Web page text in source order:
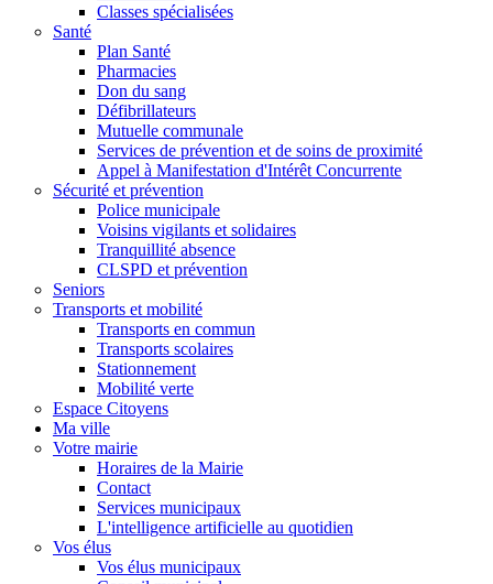
Classes spécialisées
Santé
Plan Santé
Pharmacies
Don du sang
Défibrillateurs
Mutuelle communale
Services de prévention et de soins de proximité
Appel à Manifestation d'Intérêt Concurrente
Sécurité et prévention
Police municipale
Voisins vigilants et solidaires
Tranquillité absence
CLSPD et prévention
Seniors
Transports et mobilité
Transports en commun
Transports scolaires
Stationnement
Mobilité verte
Espace Citoyens
Ma ville
Votre mairie
Horaires de la Mairie
Contact
Services municipaux
L'intelligence artificielle au quotidien
Vos élus
Vos élus municipaux